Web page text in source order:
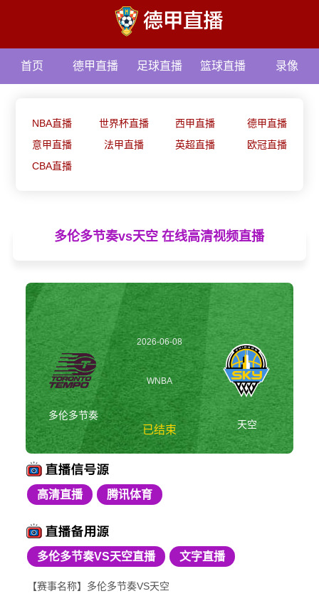
首页 德甲直播 足球直播 篮球直播 录像
NBA直播 世界杯直播 西甲直播
德甲直播
意甲直播
法甲直播 英超直播
欧冠直播
CBA直播
多伦多节奏vs天空 在线高清视频直播
多伦多节奏
2026-06-08
03:00:00
WNBA
已结束 天空
高清直播 腾讯体育
多伦多节奏VS天空直播 文字直播
【赛事名称】多伦多节奏VS天空